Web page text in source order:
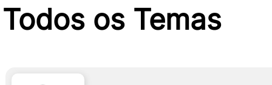
Todos os Temas